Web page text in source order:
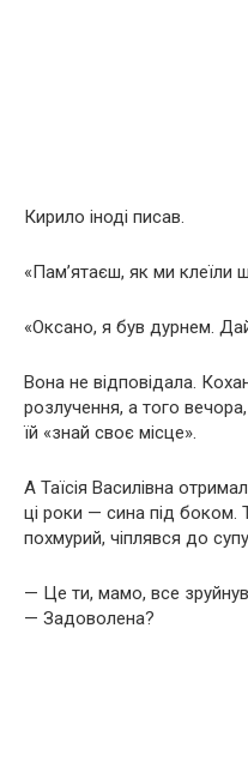
Кирило іноді писав.
«Пам’ятаєш, як ми клеїли
«Оксано, я був дурнем.
Вона не відповідала.
розлучення, а того
їй «знай своє місце».
А Таїсія Василівна
ці роки — сина під боком.
похмурий, чіплявся до
— Це ти, мамо, все
— Задоволена?